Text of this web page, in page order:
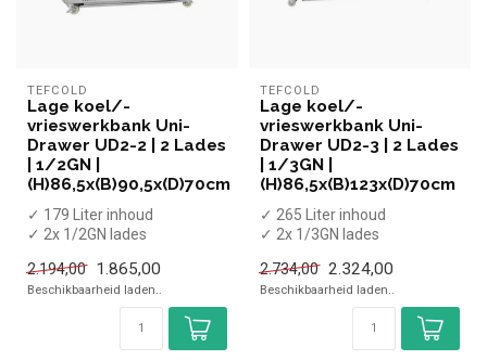
TEFCOLD
Lage koel/-
vrieswerkbank Uni-
Drawer UD2-2 | 2 Lades
| 1/2GN |
(H)86,5x(B)90,5x(D)70cm
✓ 179 Liter inhoud
✓ 2x 1/2GN lades
✓ Geventileerd
✓ Bre...
2.194,00 1.865,00
Beschikbaarheid laden..
TEFCOLD
Lage koel/-
vrieswerkbank Uni-
Drawer UD2-3 | 2 Lades
| 1/3GN |
(H)86,5x(B)123x(D)70cm
✓ 265 Liter inhoud
✓ 2x 1/3GN lades
✓ Geventileerd
✓ Bre...
2.734,00 2.324,00
Beschikbaarheid laden..